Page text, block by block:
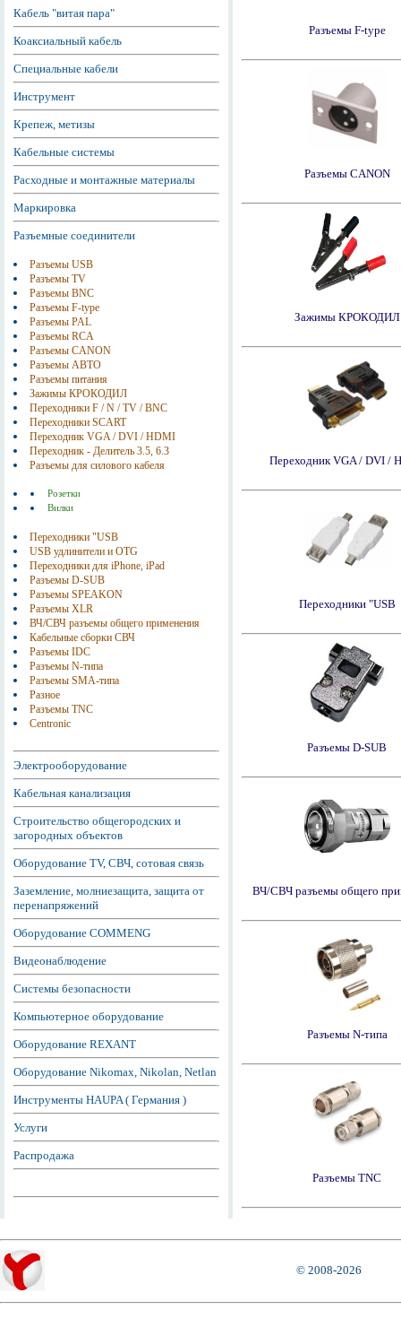
Кабель "витая пара"
Коаксиальный кабель
Специальные кабели
Инструмент
Крепеж, метизы
Кабельные системы
Расходные и монтажные материалы
Маркировка
Разъемные соединители
Разъемы USB
Разъемы TV
Разъемы BNC
Разъемы F-type
Разъемы PAL
Разъемы RCA
Разъемы CANON
Разъемы АВТО
Разъемы питания
Зажимы КРОКОДИЛ
Переходники F / N / TV / BNC
Переходники SCART
Переходник VGA / DVI / HDMI
Переходник - Делитель 3.5, 6.3
Разъемы для силового кабеля
Розетки
Вилки
Переходники "USB
USB удлинители и OTG
Переходники для iPhone, iPad
Разъемы D-SUB
Разъемы SPEAKON
Разъемы XLR
ВЧ/СВЧ разъемы общего применения
Кабельные сборки СВЧ
Разъемы IDC
Разъемы N-типа
Разъемы SMA-типа
Разное
Разъемы TNC
Centronic
Электрооборудование
Кабельная канализация
Строительство общегородских и
загородных объектов
Оборудование TV, СВЧ, сотовая связь
Заземление, молниезащита, защита от
перенапряжений
Оборудование COMMENG
Видеонаблюдение
Системы безопасности
Компьютерное оборудование
Оборудование REXANT
Оборудование Nikomax, Nikolan, Netlan
Инструменты HAUPA ( Германия )
Услуги
Распродажа
Разъемы F-type
Разъемы CANON
Зажимы КРОКОДИЛ
Переходник VGA / DVI /
Переходники "USB
Разъемы D-SUB
ВЧ/СВЧ разъемы общего
Разъемы N-типа
Разъемы TNC
© 2008-2026